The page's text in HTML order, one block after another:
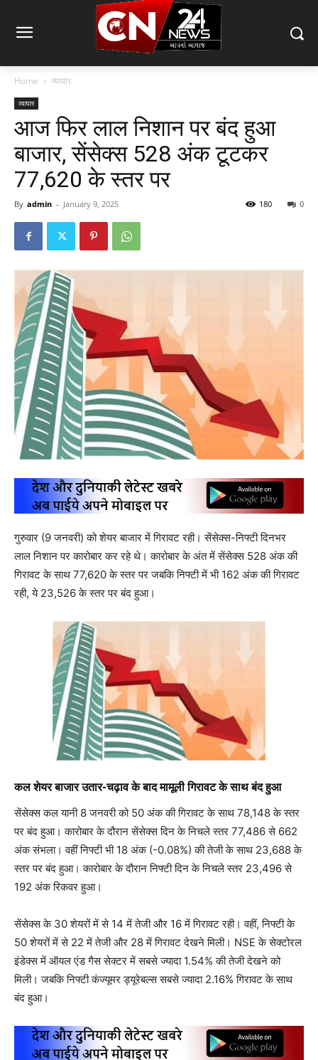
Home व्यापार
व्यापार
आज फिर लाल निशान पर बंद हुआ
बाजार, सेंसेक्स 528 अंक टूटकर
77,620 के स्तर पर
By admin - January 9, 2025 0
180
गुरुवार (9 जनवरी) को शेयर बाजार में गिरावट रही। सेंसेक्स-निफ्टी दिनभर
लाल निशान पर कारोबार कर रहे थे। कारोबार के अंत में सेंसेक्स 528 अंक की
गिरावट के साथ 77,620 के स्तर पर जबकि निफ्टी में भी 162 अंक की गिरावट
रही, ये 23,526 के स्तर पर बंद हुआ।
कल शेयर बाजार उतार-चढ़ाव के बाद मामूली गिरावट के साथ बंद हुआ
सेंसेक्स कल यानी 8 जनवरी को 50 अंक की गिरावट के साथ 78,148 के स्तर
पर बंद हुआ। कारोबार के दौरान सेंसेक्स दिन के निचले स्तर 77,486 से 662
अंक संभला। वहीं निफ्टी भी 18 अंक (-0.08%) की तेजी के साथ 23,688 के
स्तर पर बंद हुआ। कारोबार के दौरान निफ्टी दिन के निचले स्तर 23,496 से
192 अंक रिकवर हुआ।
सेंसेक्स के 30 शेयरों में से 14 में तेजी और 16 में गिरावट रही। वहीं, निफ्टी के
50 शेयरों में से 22 में तेजी और 28 में गिरावट देखने मिली। NSE के सेक्टोरल
इंडेक्स में ऑयल एंड गैस सेक्टर में सबसे ज्यादा 1.54% की तेजी देखने को
मिली। जबकि निफ्टी कंज्यूमर ड्यूरेबल्स सबसे ज्यादा 2.16% गिरावट के साथ
बंद हुआ।